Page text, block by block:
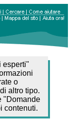
esperti"
o
altro tipo.
"Domande
contenuti.